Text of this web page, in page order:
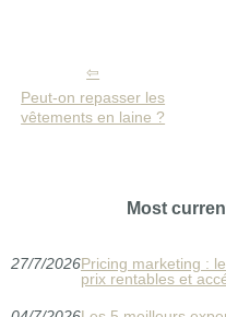
Peut-on repasser les
vêtements en laine ?
Most
27/7/2026Pricing marketing :
prix rentables et